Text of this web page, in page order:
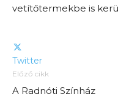
vetítőtermekbe is
Twitter
Előző cikk
A Radnóti Színház